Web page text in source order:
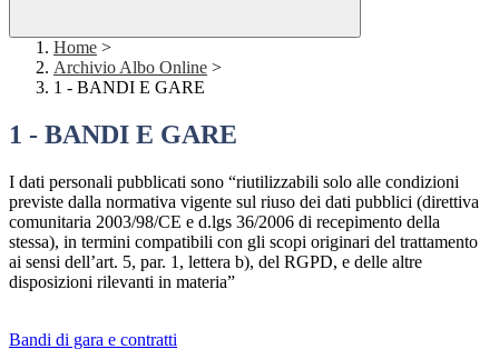
Home >
Archivio Albo Online >
1 - BANDI E GARE
1 - BANDI E GARE
I dati personali pubblicati sono “riutilizzabili solo alle condizioni
previste dalla normativa vigente sul riuso dei dati pubblici (direttiva
comunitaria 2003/98/CE e d.lgs 36/2006 di recepimento della
stessa), in termini compatibili con gli scopi originari del trattamento
ai sensi dell’art. 5, par. 1, lettera b), del RGPD, e delle altre
disposizioni rilevanti in materia”
Bandi di gara e contratti